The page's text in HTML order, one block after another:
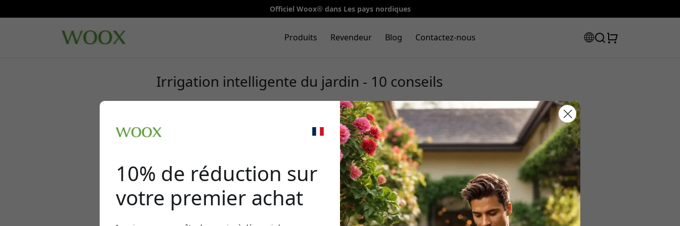
Officiel Woox® dans Les pays nordiques
Produits Revendeur Blog Contactez-nous
Irrigation intelligente du jardin - 10 conseils
10% de réduction sur
votre premier achat
🎉 Votre code de
réduction :